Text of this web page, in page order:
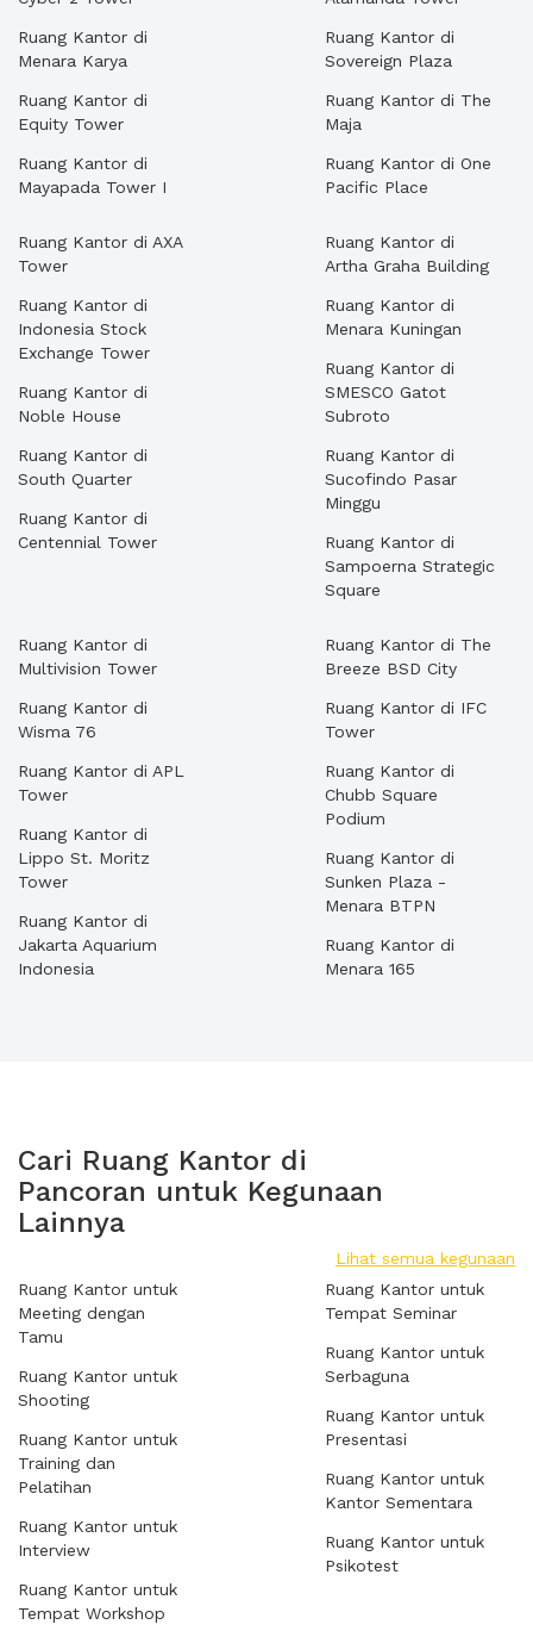
Ruang Kantor di
Menara Karya
Ruang Kantor di
Equity Tower
Ruang Kantor di
Mayapada Tower I
Ruang Kantor di
Sovereign Plaza
Ruang Kantor di The
Maja
Ruang Kantor di One
Pacific Place
Ruang Kantor di AXA
Tower
Ruang Kantor di
Indonesia Stock
Exchange Tower
Ruang Kantor di
Noble House
Ruang Kantor di
South Quarter
Ruang Kantor di
Centennial Tower
Ruang Kantor di
Artha Graha Building
Ruang Kantor di
Menara Kuningan
Ruang Kantor di
SMESCO Gatot
Subroto
Ruang Kantor di
Sucofindo Pasar
Minggu
Ruang Kantor di
Sampoerna Strategic
Square
Ruang Kantor di
Multivision Tower
Ruang Kantor di
Wisma 76
Ruang Kantor di APL
Tower
Ruang Kantor di
Lippo St. Moritz
Tower
Ruang Kantor di
Jakarta Aquarium
Indonesia
Ruang Kantor di The
Breeze BSD City
Ruang Kantor di IFC
Tower
Ruang Kantor di
Chubb Square
Podium
Ruang Kantor di
Sunken Plaza -
Menara BTPN
Ruang Kantor di
Menara 165
Cari Ruang Kantor di
Pancoran untuk Kegunaan
Lainnya
Lihat semua kegunaan
Ruang Kantor untuk
Meeting dengan
Tamu
Ruang Kantor untuk
Shooting
Ruang Kantor untuk
Training dan
Pelatihan
Ruang Kantor untuk
Interview
Ruang Kantor untuk
Tempat Workshop
Ruang Kantor untuk
Tempat Seminar
Ruang Kantor untuk
Serbaguna
Ruang Kantor untuk
Presentasi
Ruang Kantor untuk
Kantor Sementara
Ruang Kantor untuk
Psikotest